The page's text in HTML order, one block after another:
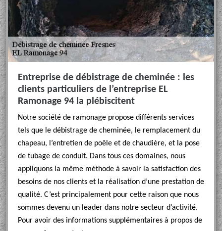
Entreprise de débistrage de cheminée : les
clients particuliers de l’entreprise EL
Ramonage 94 la plébiscitent
Notre société de ramonage propose différents services
tels que le débistrage de cheminée, le remplacement du
chapeau, l’entretien de poêle et de chaudière, et la pose
de tubage de conduit. Dans tous ces domaines, nous
appliquons la même méthode à savoir la satisfaction des
besoins de nos clients et la réalisation d’une prestation de
qualité. C’est principalement pour cette raison que nous
sommes devenu un leader dans notre secteur d’activité.
Pour avoir des informations supplémentaires à propos de